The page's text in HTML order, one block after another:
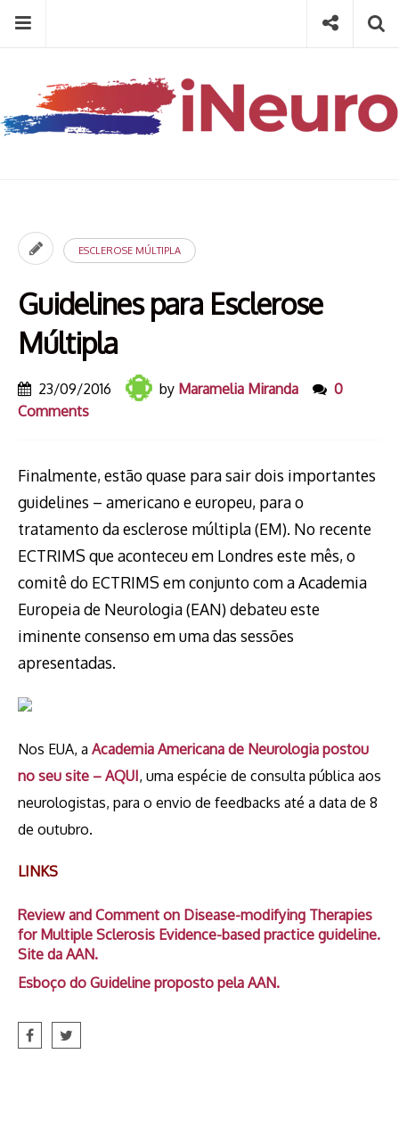
content
Menu
then
press
Type your search keyword, and press enter to search
Social
ESCLEROSE MÚLTIPLA
Guidelines para Esclerose
Múltipla
23/09/2016 by Maramelia Miranda
0
Comments
Finalmente, estão quase para sair dois importantes
guidelines – americano e europeu, para o
tratamento da esclerose múltipla (EM). No recente
ECTRIMS que aconteceu em Londres este mês, o
comitê do ECTRIMS em conjunto com a Academia
Europeia de Neurologia (EAN) debateu este
iminente consenso em uma das sessões
apresentadas.
Nos EUA, a Academia Americana de Neurologia postou
no seu site – AQUI, uma espécie de consulta pública aos
neurologistas, para o envio de feedbacks até a data de 8
de outubro.
LINKS
Review and Comment on Disease-modifying Therapies
for Multiple Sclerosis Evidence-based practice guideline.
Site da AAN.
Esboço do Guideline proposto pela AAN.